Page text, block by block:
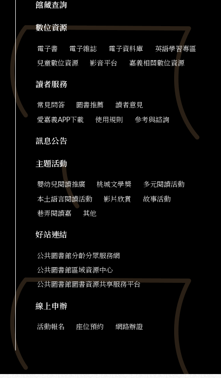
館藏查詢
數位資源
電子書 電子雜誌 電子資料庫 英語學習專區
兒童數位資源 影音平台 嘉義相關數位資源
讀者服務
常見問答 圖書推薦 讀者意見
愛嘉義APP下載 使用規則 參考與諮詢
訊息公告
主題活動
嬰幼兒閱讀推廣 桃城文學獎 多元閱讀活動
本土語言閱讀活動 影片欣賞 故事活動
巷弄閱讀嘉 其他
好站連結
公共圖書館分齡分眾服務網
公共圖書館區域資源中心
公共圖書館圖書資源共享服務平台
線上申辦
活動報名 座位預約 網路辦證